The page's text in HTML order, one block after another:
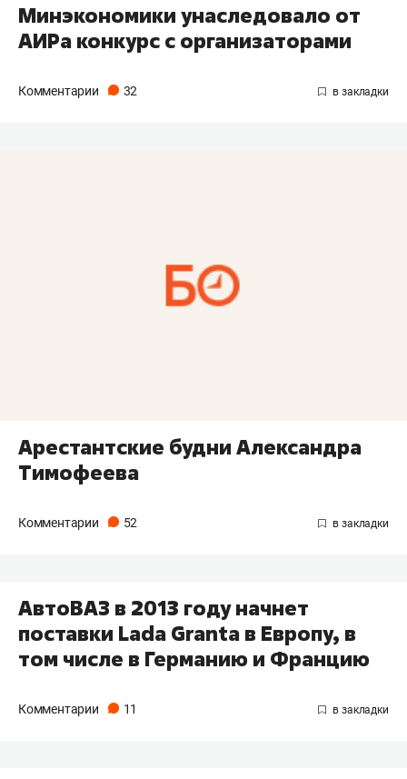
Минэкономики унаследовало от
АИРа конкурс с организаторами
Комментарии 32
Арестантские будни Александра
Тимофеева
Комментарии 52
АвтоВАЗ в 2013 году начнет
поставки Lada Granta в Европу, в
том числе в Германию и Францию
Комментарии 11